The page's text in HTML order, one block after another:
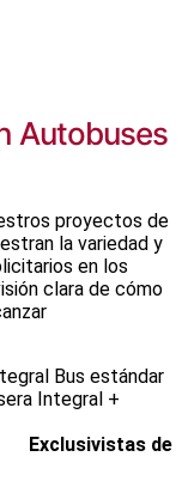
Autobuses
proyectos de
la variedad y
en los
clara de cómo
Bus estándar
Integral +
Exclusivistas de